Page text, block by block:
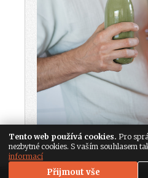
Tento web používá cookies. Pro
nezbytné cookies. S vaším souhlasem
informací
Přijmout vše